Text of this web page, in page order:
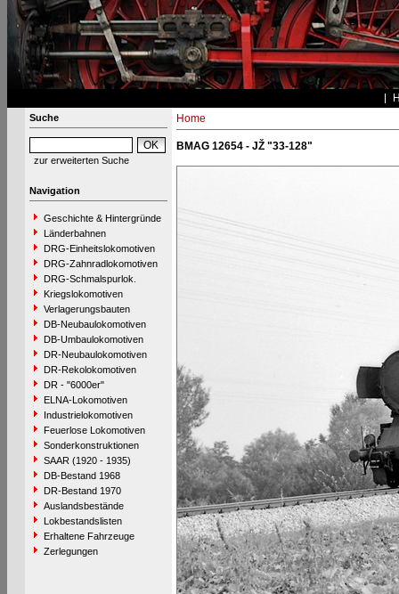
Suche
zur erweiterten Suche
Navigation
Geschichte & Hintergründe
Länderbahnen
DRG-Einheitslokomotiven
DRG-Zahnradlokomotiven
DRG-Schmalspurlok.
Kriegslokomotiven
Verlagerungsbauten
DB-Neubaulokomotiven
DB-Umbaulokomotiven
DR-Neubaulokomotiven
DR-Rekolokomotiven
DR - "6000er"
ELNA-Lokomotiven
Industrielokomotiven
Feuerlose Lokomotiven
Sonderkonstruktionen
SAAR (1920 - 1935)
DB-Bestand 1968
DR-Bestand 1970
Auslandsbestände
Lokbestandslisten
Erhaltene Fahrzeuge
Zerlegungen
Home
BMAG 12654 - JŽ "33-128"